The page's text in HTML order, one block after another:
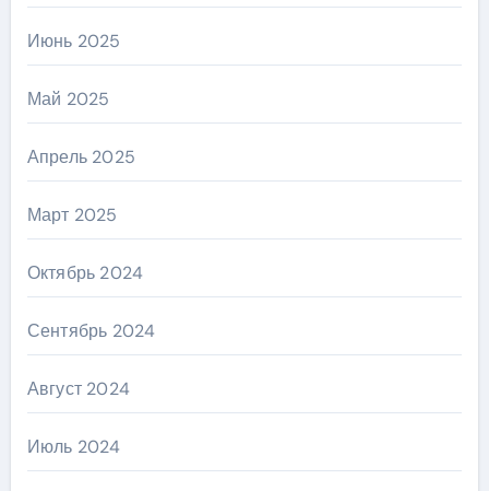
Июнь 2025
Май 2025
Апрель 2025
Март 2025
Октябрь 2024
Сентябрь 2024
Август 2024
Июль 2024